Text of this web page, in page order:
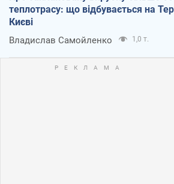
теплотрасу: що відбувається на
Києві
Владислав Самойленко 1,0 т.